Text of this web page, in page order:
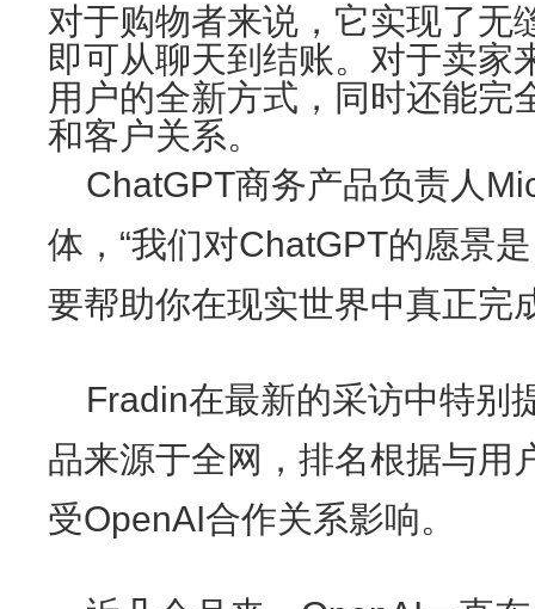
对于购物者来说，它实现了无
即可从聊天到结账。对于卖家
用户的全新方式，同时还能完
和客户关系。
ChatGPT商务产品负责人
体，“我们对ChatGPT的愿景
要帮助你在现实世界中真正完
Fradin在最新的采访中特别
品来源于全网，排名根据与用
受OpenAI合作关系影响。